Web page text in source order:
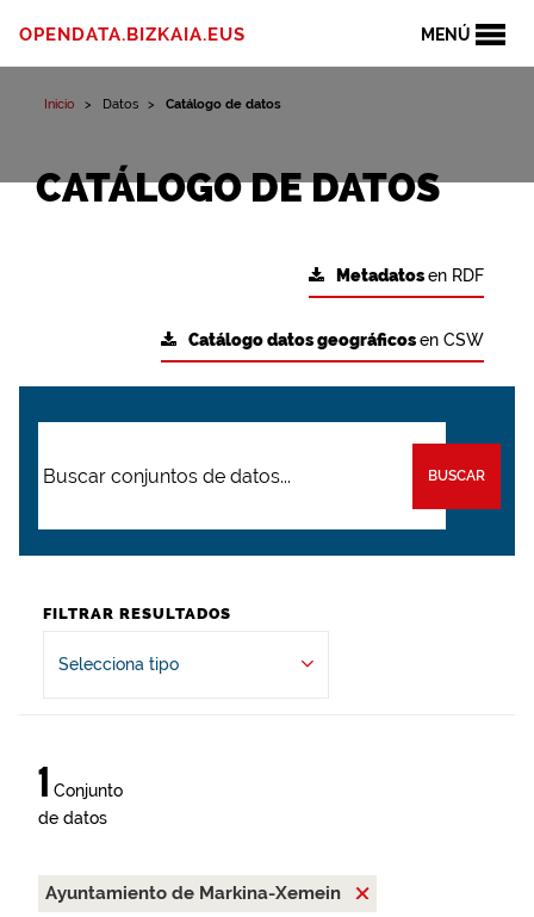
MENÚ
OPENDATA.BIZKAIA.EUS
Inicio Datos Catálogo de datos
CATÁLOGO DE DATOS
Metadatosen RDF
Catálogo datos geográficosen CSW
BUSCAR
FILTRAR RESULTADOS
Selecciona tipo
1 Conjunto
de datos
Ayuntamiento de Markina-Xemein